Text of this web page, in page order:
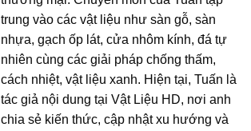
trung vào các vật liệu như sàn gỗ, sàn
nhựa, gạch ốp lát, cửa nhôm kính, đá tự
nhiên cùng các giải pháp chống thấm,
cách nhiệt, vật liệu xanh. Hiện tại, Tuấn là
tác giả nội dung tại Vật Liệu HD, nơi anh
chia sẻ kiến thức, cập nhật xu hướng và